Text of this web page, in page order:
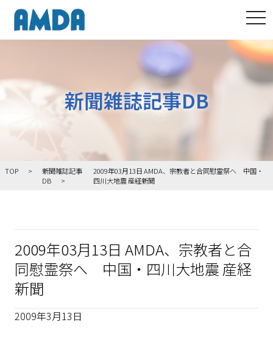
新聞雑誌記事DB
TOP
新聞雑誌記事
DB
2009年03月13日 AMDA、宗教者と合同慰霊祭へ 中国・
四川大地震 産経新聞
2009年03月13日 AMDA、宗教者と合
同慰霊祭へ 中国・四川大地震 産経
新聞
2009年3月13日